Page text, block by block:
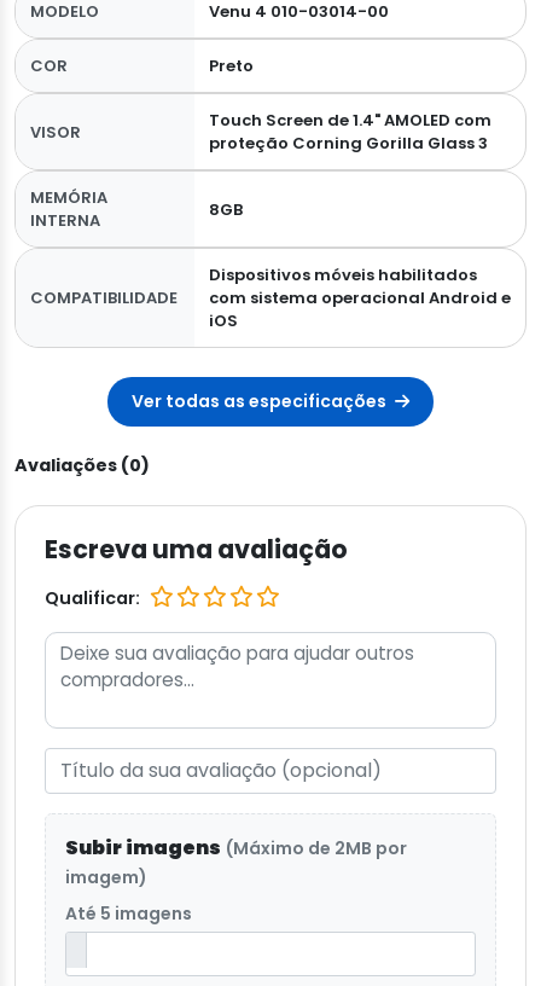
MODELO Venu 4 010-03014-00
COR Preto
VISOR
Touch Screen de 1.4" AMOLED com
proteção Corning Gorilla Glass 3
MEMÓRIA
INTERNA
8GB
COMPATIBILIDADE
Dispositivos móveis habilitados
com sistema operacional Android e
iOS
Ver todas as especificações
Avaliações (0)
Escreva uma avaliação
Qualificar:
Subir imagens (Máximo de 2MB por
imagem)
Até 5 imagens